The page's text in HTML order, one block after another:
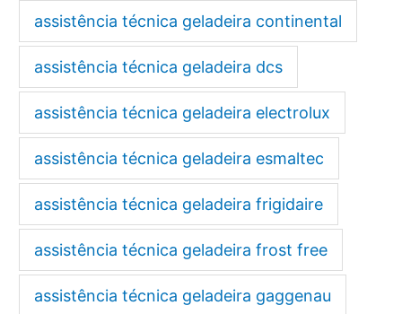
assistência técnica geladeira continental
assistência técnica geladeira dcs
assistência técnica geladeira electrolux
assistência técnica geladeira esmaltec
assistência técnica geladeira frigidaire
assistência técnica geladeira frost free
assistência técnica geladeira gaggenau